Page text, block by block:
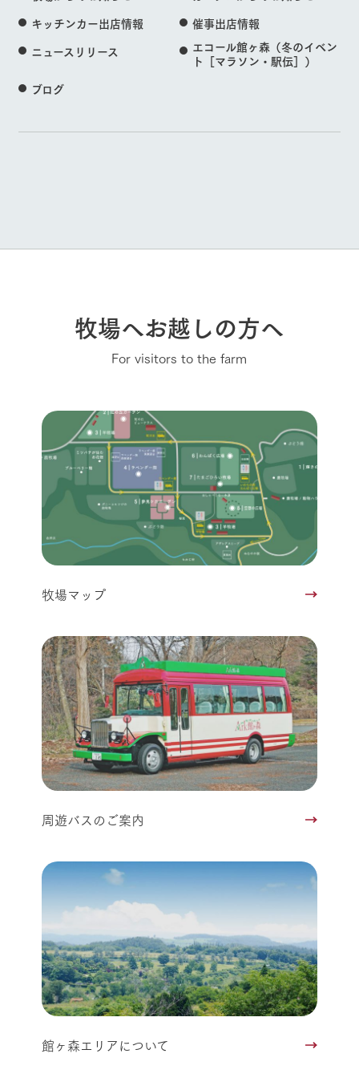
キッチンカー出店情報
催事出店情報
ニュースリリース
エコール館ヶ森（冬のイベン
ト［マラソン・駅伝］）
ブログ
牧場へお越しの方へ
For visitors to the farm
牧場マップ
周遊バスのご案内
館ヶ森エリアについて